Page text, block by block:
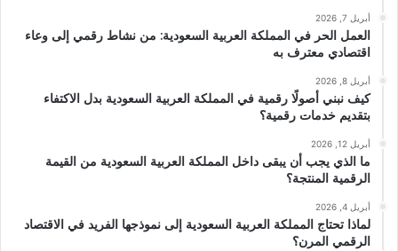
أبريل 7, 2026
العمل الحر في المملكة العربية السعودية: من نشاط رقمي إلى وعاء
اقتصادي معترف به
أبريل 8, 2026
كيف نبني أصولًا رقمية في المملكة العربية السعودية بدل الاكتفاء
بتقديم خدمات رقمية؟
أبريل 12, 2026
ما الذي يجب أن يبقى داخل المملكة العربية السعودية من القيمة
الرقمية المنتجة؟
أبريل 4, 2026
لماذا تحتاج المملكة العربية السعودية إلى نموذجها الفريد في الاقتصاد
الرقمي المرن؟